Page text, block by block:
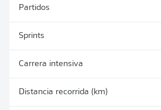
Partidos
Sprints
Carrera intensiva
Distancia recorrida (km)